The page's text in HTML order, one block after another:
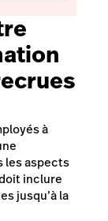
à
les aspects
inclure
jusqu’à la